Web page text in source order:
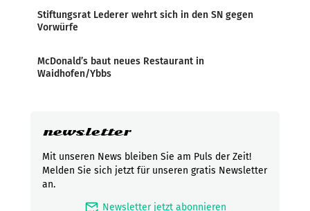
Stiftungsrat Lederer wehrt sich in den SN gegen
Vorwürfe
McDonald’s baut neues Restaurant in
Waidhofen/Ybbs
newsletter
Mit unseren News bleiben Sie am Puls der Zeit!
Melden Sie sich jetzt für unseren gratis Newsletter
an.
mark_email_read Newsletter jetzt abonnieren